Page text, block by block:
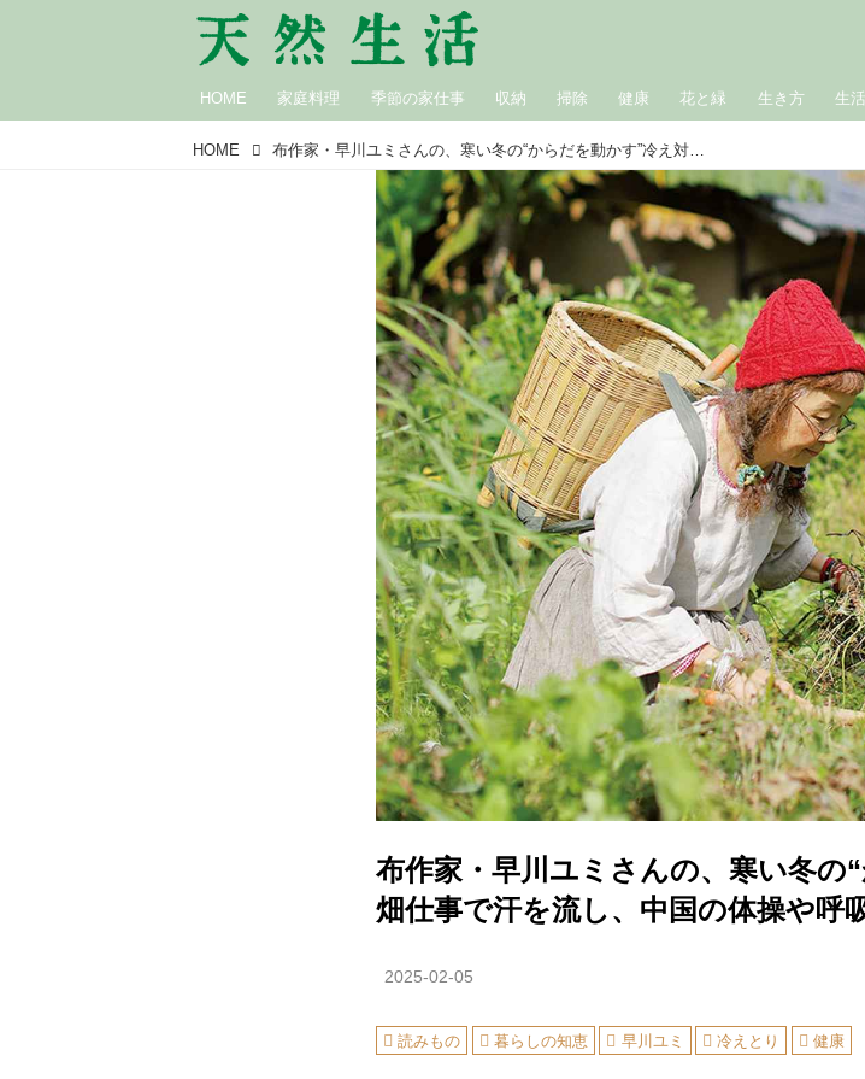
HOME 家庭料理 季節の家仕事 収納 掃除 健康 花と緑 生き方 生
HOME 布作家・早川ユミさんの、寒い冬の“からだを動かす”冷え対策。畑仕事で汗を流し、中国の体操や呼吸法で気血をめぐらせる
布作家・早川ユミさんの、寒い冬の
畑仕事で汗を流し、中国の体操や呼
2025-02-05
読みもの 暮らしの知恵 早川ユミ 冷えとり 健康